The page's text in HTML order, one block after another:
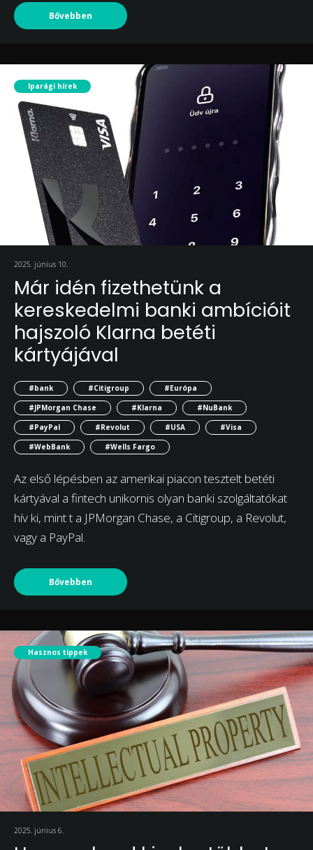
Bővebben
Iparági hírek
2025. június 10.
Már idén fizethetünk a
kereskedelmi banki ambícióit
hajszoló Klarna betéti
kártyájával
#bank #Citigroup
#Európa
#JPMorgan Chase
#Klarna
#NuBank
#PayPal
#Revolut #USA
#Visa
#WebBank
#Wells Fargo
Az első lépésben az amerikai piacon tesztelt betéti
kártyával a fintech unikornis olyan banki szolgáltatókat
hív ki, mint t a JPMorgan Chase, a Citigroup, a Revolut,
vagy a PayPal.
Bővebben
Hasznos tippek
2025. június 6.